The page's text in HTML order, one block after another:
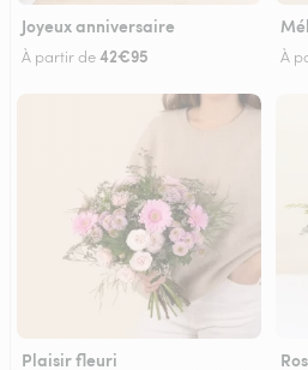
Joyeux anniversaire
À partir de42€95 À
Plaisir fleuri